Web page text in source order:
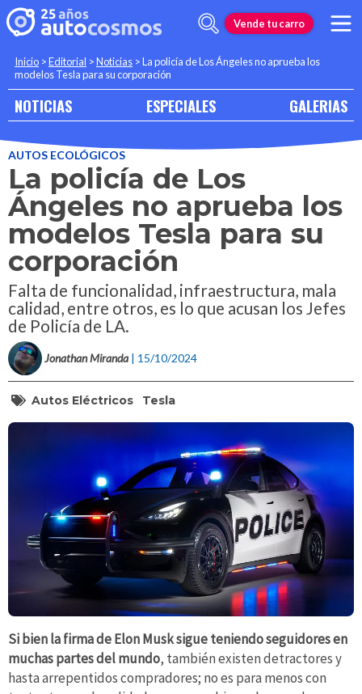
Vende tu carro
Inicio >Editorial >Noticias >La policía de Los Ángeles no aprueba los
modelos Tesla para su corporación
NOTICIAS ESPECIALES GALERIAS
AUTOS ECOLÓGICOS
La policía de Los
Ángeles no aprueba los
modelos Tesla para su
corporación
Falta de funcionalidad, infraestructura, mala
calidad, entre otros, es lo que acusan los Jefes
de Policía de LA.
Jonathan Miranda | 15/10/2024
Autos Eléctricos Tesla
Si bien la firma de Elon Musk sigue teniendo seguidores en
muchas partes del mundo, también existen detractores y
hasta arrepentidos compradores; no es para menos con